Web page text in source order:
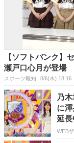
【ソフトバンク】
瀬戸口心月が登場
スポーツ報知 8/6(木) 18:16
乃
に
延長
WEB